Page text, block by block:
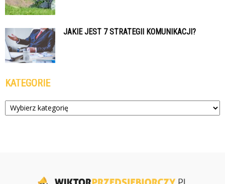
JAKIE JEST 7 STRATEGII KOMUNIKACJI?
KATEGORIE
Kategorie